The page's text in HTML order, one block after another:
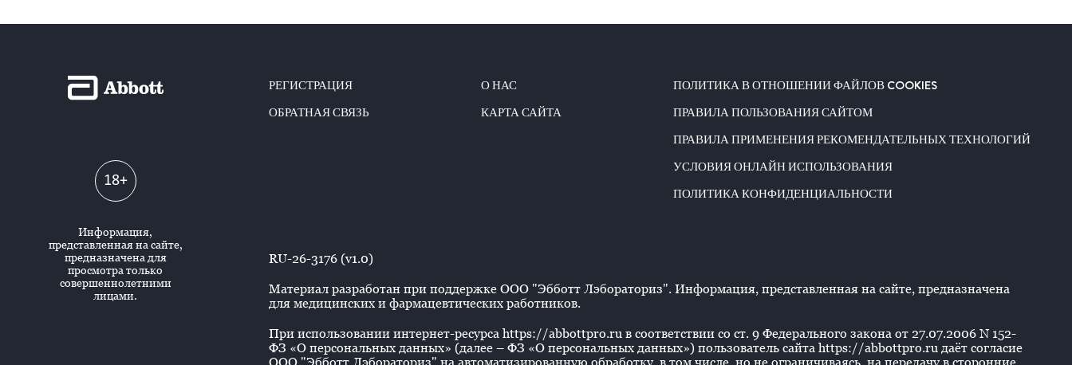
18+
Информация,
представленная на сайте,
предназначена для
просмотра только
совершеннолетними
лицами.
РЕГИСТРАЦИЯ
ОБРАТНАЯ СВЯЗЬ
О НАС
КАРТА САЙТА
ПОЛИТИКА В ОТНОШЕНИИ ФАЙЛОВ COOKIES
ПРАВИЛА ПОЛЬЗОВАНИЯ САЙТОМ
ПРАВИЛА ПРИМЕНЕНИЯ РЕКОМЕНДАТЕЛЬНЫХ ТЕХНОЛОГИЙ
УСЛОВИЯ ОНЛАЙН ИСПОЛЬЗОВАНИЯ
ПОЛИТИКА КОНФИДЕНЦИАЛЬНОСТИ
RU-26-3176 (v1.0)
Материал разработан при поддержке ООО "Эбботт Лэбораториз". Информация, представленная на сайте, предназначена
для медицинских и фармацевтических работников.
При использовании интернет-ресурса https://abbottpro.ru в соответствии со ст. 9 Федерального закона от 27.07.2006 N 152-
ФЗ «О персональных данных» (далее – ФЗ «О персональных данных») пользователь сайта https://abbottpro.ru даёт согласие
ООО "Эбботт Лэбораториз" на автоматизированную обработку, в том числе, но не ограничиваясь, на передачу в сторонние